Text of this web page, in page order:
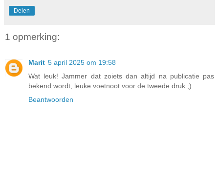
Delen
1 opmerking:
Marit 5 april 2025 om 19:58
Wat leuk! Jammer dat zoiets dan altijd na publicatie pas
bekend wordt, leuke voetnoot voor de tweede druk ;)
Beantwoorden